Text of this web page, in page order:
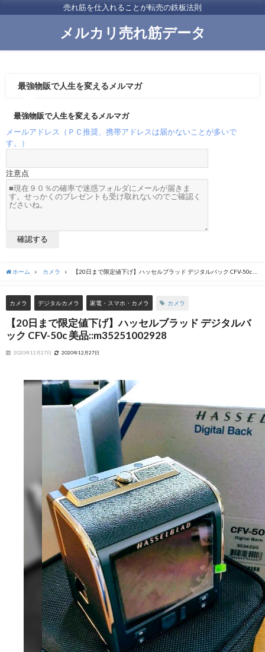
売れ筋を仕入れることが転売の鉄板法則
メルカリ売れ筋データ
最強物販で人生を変えるメルマガ
最強物販で人生を変えるメルマガ
メールアドレス（ＰＣ推奨、携帯アドレスは届かないことが多いで
す。）
注意点
ホーム カメラ
【20日まで限定値下げ】ハッセルブラッド デジタルバック CFV-50c 美
カメラ デジタルカメラ 家電・スマホ・カメラ カメラ
【20日まで限定値下げ】ハッセルブラッド デジタルバ
ック CFV-50c 美品::m35251002928
2020年12月27日 2020年12月27日